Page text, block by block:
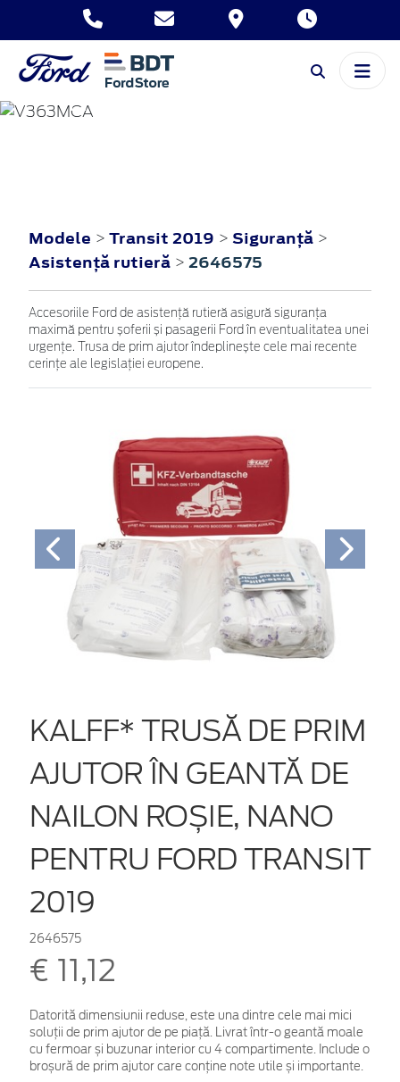
TRANSIT
Modele > Transit 2019 > Siguranţă >
Asistenţă rutieră > 2646575
Accesoriile Ford de asistență rutieră asigură siguranța
maximă pentru șoferii și pasagerii Ford în eventualitatea unei
urgențe. Trusa de prim ajutor îndeplinește cele mai recente
cerințe ale legislației europene.
KALFF* TRUSĂ DE PRIM
AJUTOR ÎN GEANTĂ DE
NAILON ROȘIE, NANO
PENTRU FORD TRANSIT
2019
2646575
€ 11,12
Datorită dimensiunii reduse, este una dintre cele mai mici
soluții de prim ajutor de pe piață. Livrat într-o geantă moale
cu fermoar și buzunar interior cu 4 compartimente. Include o
broșură de prim ajutor care conține note utile și importante.